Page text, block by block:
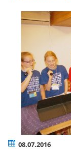
08.07.2016